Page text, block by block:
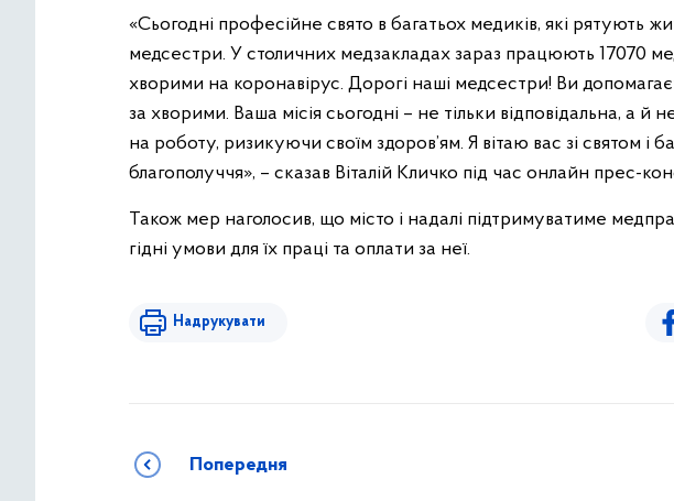
«Сьогодні професійне свято в багатьох медиків, які рятують
медсестри. У столичних медзакладах зараз працюють 17070
хворими на коронавірус. Дорогі наші медсестри! Ви
за хворими. Ваша місія сьогодні – не тільки відповідальна, а
на роботу, ризикуючи своїм здоров’ям. Я вітаю вас зі святом і
благополуччя», – сказав Віталій Кличко під час онлайн прес-
Також мер наголосив, що місто і надалі підтримуватиме
гідні умови для їх праці та оплати за неї.
Надрукувати
Попередня